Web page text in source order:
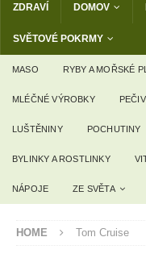
ZDRAVÍ DOMOV
SVĚTOVÉ POKRMY
MASO RYBY A MOŘSKÉ
MLÉČNÉ VÝROBKY
LUŠTĚNINY POCHUTINY
BYLINKY A ROSTLINKY
NÁPOJE ZE SVĚTA
HOME Tom Cruise